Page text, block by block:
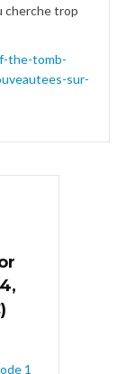
cherche trop
the-tomb-
sur-